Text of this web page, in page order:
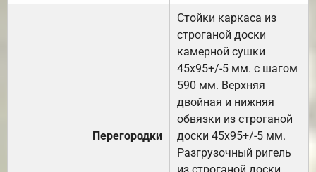
Перегородки
Стойки каркаса из
строганой доски
камерной сушки
45х95+/-5 мм. с шагом
590 мм. Верхняя
двойная и нижняя
обвязки из строганой
доски 45х95+/-5 мм.
Разгрузочный ригель